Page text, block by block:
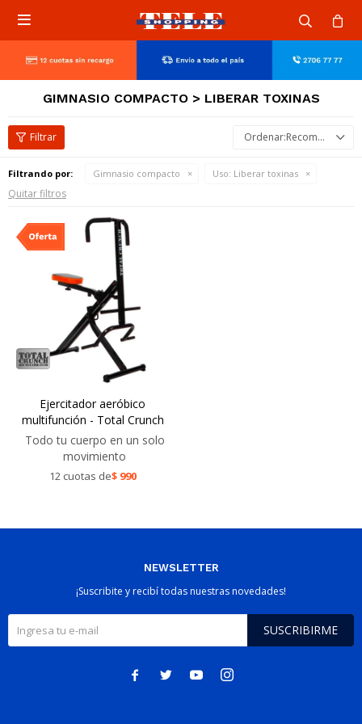

GIMNASIO COMPACTO > LIBERAR TOXINAS
Recomendados
Filtrando por: Gimnasio compacto Uso: Liberar toxinas
Quitar filtros
Ejercitador aeróbico
multifunción - Total Crunch
Todo tu cuerpo en un solo
movimiento
12 cuotas de$ 990
NEWSLETTER
¡Suscribite y recibí todas nuestras novedades!
SUSCRIBIRME
   